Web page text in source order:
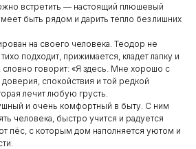
встретить — настоящий плюшевый
быть рядом и дарить тепло без лишних
на своего человека. Теодор не
подходит, прижимается, кладет лапку и
словно говорит: «Я здесь. Мне хорошо с
спокойствия и той редкой
лечит любую грусть.
и очень комфортный в быту. С ним
человека, быстро учится и радуется
пёс, с которым дом наполняется уютом и